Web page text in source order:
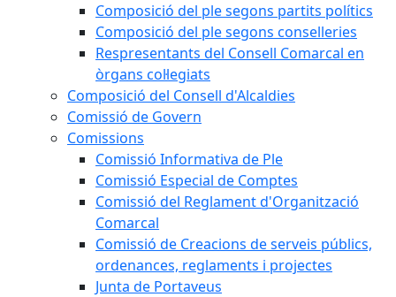
Composició del ple segons partits polítics
Composició del ple segons conselleries
Respresentants del Consell Comarcal en
òrgans col·legiats
Composició del Consell d'Alcaldies
Comissió de Govern
Comissions
Comissió Informativa de Ple
Comissió Especial de Comptes
Comissió del Reglament d'Organització
Comarcal
Comissió de Creacions de serveis públics,
ordenances, reglaments i projectes
Junta de Portaveus